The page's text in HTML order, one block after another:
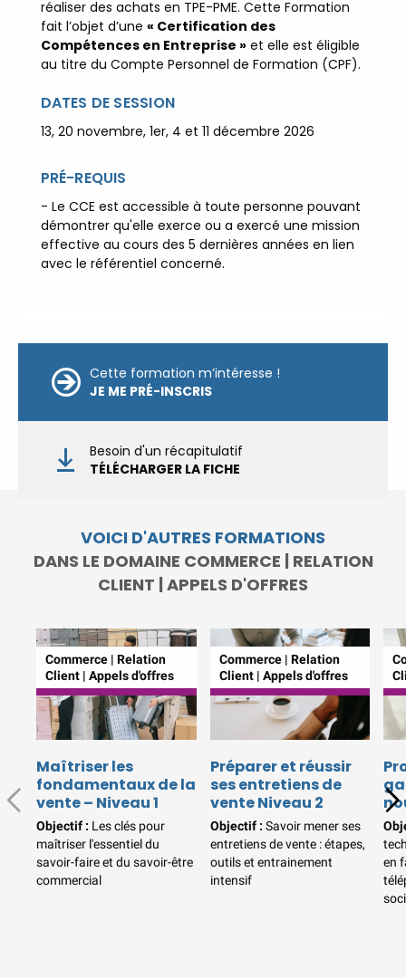
Qualité Sécurité Environnement
Développement Durable en
alternance :participez à nos
réunions d’information
|
Prenez RDV :
commerciale est à votre écoute
|
ACCUEIL du CEPPIC :
Développement Durable en
alternance :participez à nos
réunions d’information
|
Prenez RDV :
Développement Durable en
alternance :
réunions d’information
|
Prenez RDV :
Notre équipe
commerciale est à votre écoute
Qualité Sécurité Environnement
Développement Durable en
alternance :participez à nos
réunions d’information
commerciale est à votre écoute
|
ACCUEIL du CEPPIC :
02 35 59 44 00
|
Formations
Qualité Sécurité Environnement
Développement Durable en
alternance :participez à nos
réunions d’information
|
Prenez RDV :Notre équipe
commerciale est à votre écoute
|
ACCUEIL du CEPPIC :
02 35 59 44 00
|
Formations
Qualité Sécurité Environnement
réaliser des achats en TPE-PME. Cette Formation
fait l’objet d’une « Certification des
Compétences en Entreprise »et elle est éligible
au titre du Compte Personnel de Formation (CPF).
DATES DE SESSION
13, 20 novembre, 1er, 4 et 11 décembre 2026
PRÉ-REQUIS
- Le CCE est accessible à toute personne pouvant
démontrer qu'elle exerce ou a exercé une mission
effective au cours des 5 dernières années en lien
avec le référentiel concerné.
Cette formation m’intéresse !
JE ME PRÉ-INSCRIS
Besoin d'un récapitulatif
TÉLÉCHARGER LA FICHE
VOICI D'AUTRES FORMATIONS
DANS LE DOMAINE COMMERCE | RELATION
CLIENT | APPELS D'OFFRES
Commerce | Relation
Client | Appels d'offres
Maîtriser les
fondamentaux de la
vente – Niveau 1
Objectif : Les clés pour
maîtriser l'essentiel du
savoir-faire et du savoir-être
commercial
Commerce | Relation
Client | Appels d'offres
Préparer et réussir
ses entretiens de
vente Niveau 2
Objectif : Savoir mener ses
entretiens de vente : étapes,
outils et entrainement
intensif
en